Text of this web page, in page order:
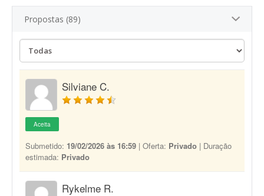
Propostas (89)
Silviane C.
Aceita
Submetido: 19/02/2026 às 16:59 | Oferta: Privado | Duração
estimada: Privado
Rykelme R.